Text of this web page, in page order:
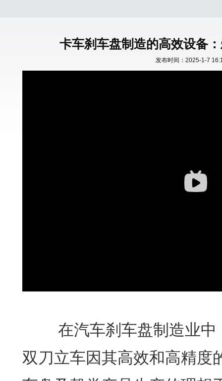
卡车刹车盘制造的高效设备
发布时间：2025-1-7
在汽车刹车盘制造业中
双刀立车因其高效和高精度